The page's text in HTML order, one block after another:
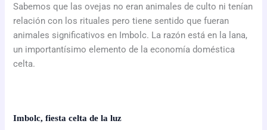
Sabemos que las ovejas no eran animales de culto ni tenían
relación con los rituales pero tiene sentido que fueran
animales significativos en Imbolc. La razón está en la lana,
un importantísimo elemento de la economía doméstica
celta.
Imbolc, fiesta celta de la luz